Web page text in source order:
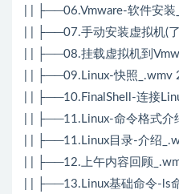
| | ├──06.Vmware-软件安
| | ├──07.手动安装虚拟机(
| | ├──08.挂载虚拟机到
| | ├──09.Linux-快照_.wmv
| | ├──10.FinalShell-连接
| | ├──11.Linux-命令格式介
| | ├──11.Linux目录-介绍
| | ├──12.上午内容回顾
| | ├──13.Linux基础命令-ls